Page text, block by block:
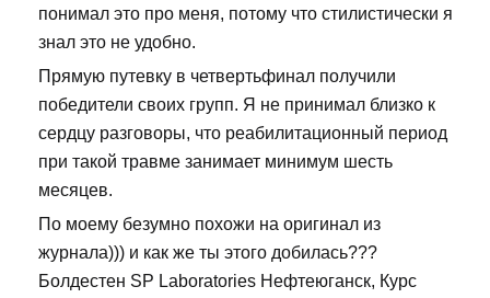
понимал это про меня, потому что стилистически я
знал это не удобно.
Прямую путевку в четвертьфинал получили
победители своих групп. Я не принимал близко к
сердцу разговоры, что реабилитационный период
при такой травме занимает минимум шесть
месяцев.
По моему безумно похожи на оригинал из
журнала))) и как же ты этого добилась???
Болдестен SP Laboratories Нефтеюганск, Курс